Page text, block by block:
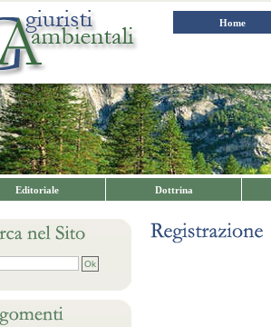
Home
Editoriale Dottrina